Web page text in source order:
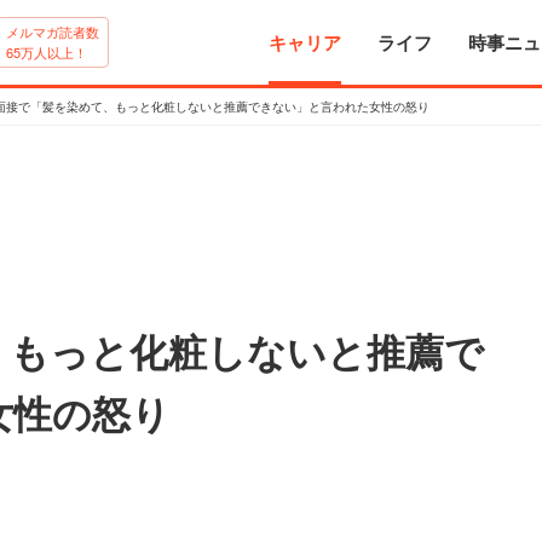
メルマガ読者数
65万人以上！
キャリア ライフ 時事ニ
接で「髪を染めて、もっと化粧しないと推薦できない」と言われた女性の怒り
っと化粧しないと推薦で
の怒り